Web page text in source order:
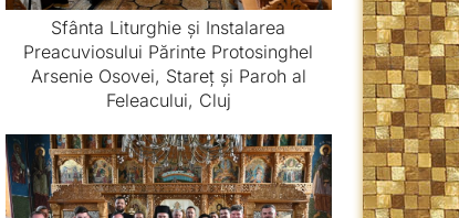
Sfânta Liturghie și Instalarea
Preacuviosului Părinte Protosinghel
Arsenie Osovei, Stareț și Paroh al
Feleacului, Cluj